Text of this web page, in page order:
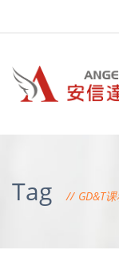
Tag GD&T